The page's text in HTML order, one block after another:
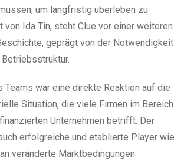
um langfristig überleben zu
von Ida Tin, steht Clue vor einer weiteren
geprägt von der Notwendigkeit
Teams war eine direkte Reaktion auf die
Situation, die viele Firmen im Bereich
Unternehmen betrifft. Der
erfolgreiche und etablierte Player wie
veränderte Marktbedingungen